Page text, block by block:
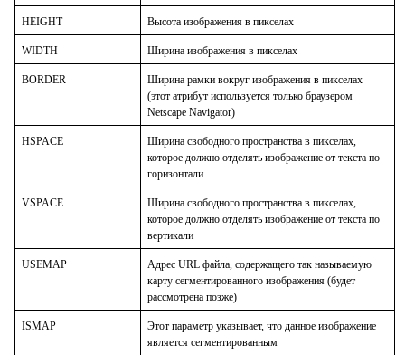
HEIGHT Высота изображения в пикселах
WIDTH Ширина изображения в пикселах
BORDER
Ширина рамки вокруг изображения в пикселах
(этот атрибут используется только браузером
Netscape Navigator)
HSPACE
Ширина свободного пространства в пикселах,
которое должно отделять изображение от текста по
горизонтали
VSPACE
Ширина свободного пространства в пикселах,
которое должно отделять изображение от текста по
вертикали
USEMAP
Адрес URL файла, содержащего так называемую
карту сегментированного изображения (будет
рассмотрена позже)
ISMAP
Этот параметр указывает, что данное изображение
является сегментированным